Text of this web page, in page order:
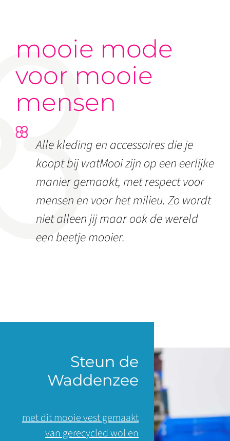
mooie mode
voor mooie
mensen
Alle kleding en accessoires die je
koopt bij watMooi zijn op een eerlijke
manier gemaakt, met respect voor
mensen en voor het milieu. Zo wordt
niet alleen jij maar ook de wereld
een beetje mooier.
Steun de
Waddenzee
met dit mooie vest gemaakt
van gerecycled wol en